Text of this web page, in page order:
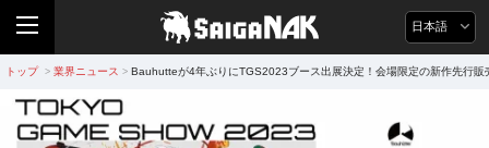
日本語
トップ > 業界ニュース > Bauhutteが4年ぶりにTGS2023ブース出展決定！会場限定の新作先行販